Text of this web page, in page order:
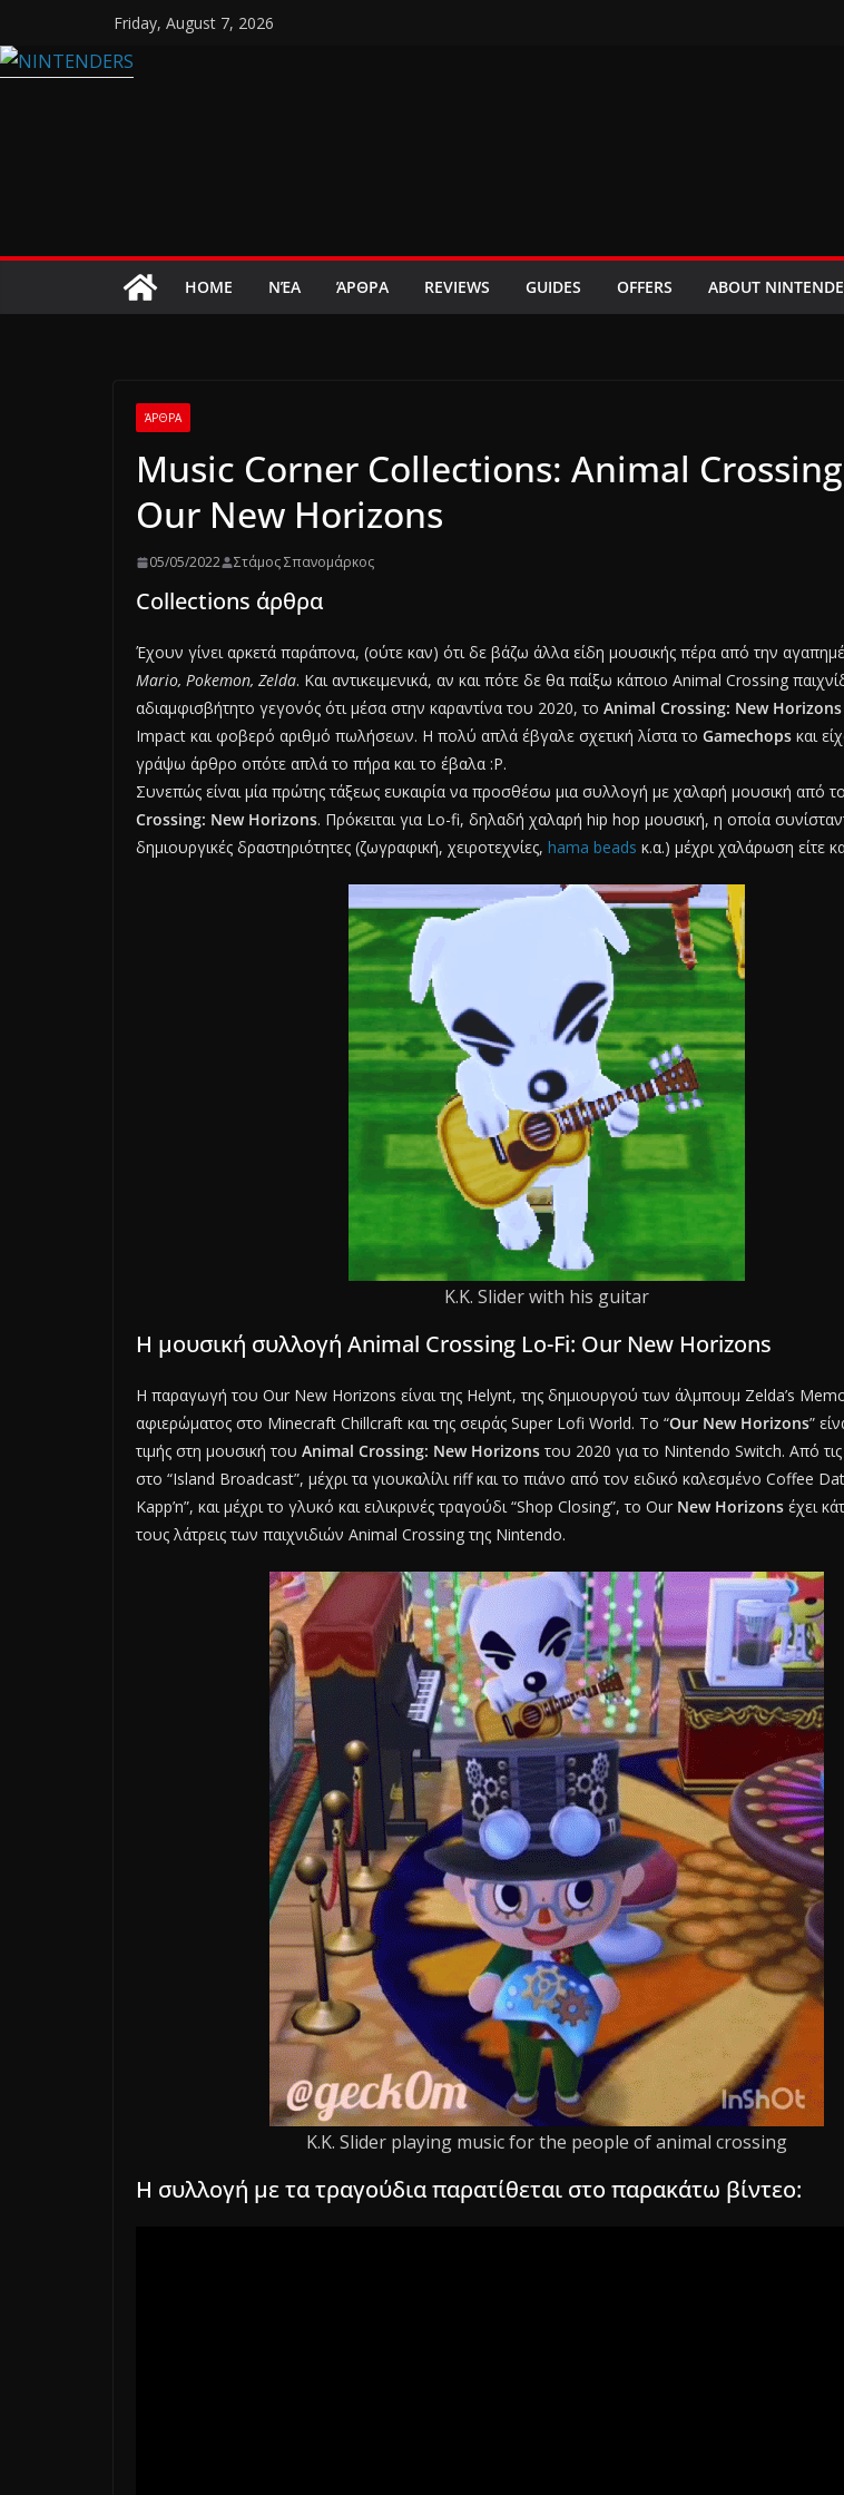
to
content
Friday, August 7, 2026
HOME ΝΈΑ ΆΡΘΡΑ REVIEWS GUIDES OFFERS ABOUT
ΆΡΘΡΑ
Music Corner Collections: Animal
Our New Horizons
05/05/2022 Στάμος Σπανομάρκος
Collections άρθρα
Έχουν γίνει αρκετά παράπονα, (ούτε καν) ότι δε βάζω άλλα είδη μουσικής πέρα από την
Mario, Pokemon, Zelda. Και αντικειμενικά, αν και πότε δε θα παίξω κάποιο Animal Crossing
αδιαμφισβήτητο γεγονός ότι μέσα στην καραντίνα του 2020, το Animal Crossing: New Horizons
Impact και φοβερό αριθμό πωλήσεων. Η πολύ απλά έβγαλε σχετική λίστα το Gamechops και
γράψω άρθρο οπότε απλά το πήρα και το έβαλα :P.
Συνεπώς είναι μία πρώτης τάξεως ευκαιρία να προσθέσω μια συλλογή με χαλαρή μουσική από το
Crossing: New Horizons. Πρόκειται για Lo-fi, δηλαδή χαλαρή hip hop μουσική, η οποία
δημιουργικές δραστηριότητες (ζωγραφική, χειροτεχνίες, hama beads κ.α.) μέχρι χαλάρωση είτε
K.K. Slider with his guitar
H μουσική συλλογή Animal Crossing Lo-Fi: Our New Horizons
Η παραγωγή του Our New Horizons είναι της Helynt, της δημιουργού των άλμπουμ Zelda’s
αφιερώματος στο Minecraft Chillcraft και της σειράς Super Lofi World. Το “Our New Horizons”
τιμής στη μουσική του Animal Crossing: New Horizons του 2020 για το Nintendo Switch. Από τις
στο “Island Broadcast”, μέχρι τα γιουκαλίλι riff και το πιάνο από τον ειδικό καλεσμένο Coffee
Kapp’n”, και μέχρι το γλυκό και ειλικρινές τραγούδι “Shop Closing”, το Our New Horizons έχει
τους λάτρεις των παιχνιδιών Animal Crossing της Nintendo.
K.K. Slider playing music for the people of animal crossing
Η συλλογή με τα τραγούδια παρατίθεται στο παρακάτω βίντεο: